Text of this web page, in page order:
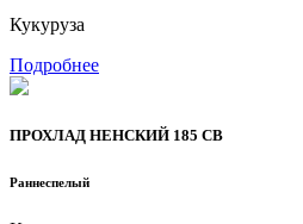
Кукуруза
Подробнее
ПРОХЛАД НЕНСКИЙ 185 СВ
Раннеспелый